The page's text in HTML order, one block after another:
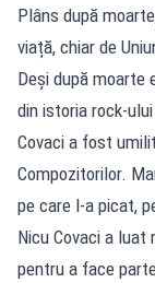
Plâns după
viață, chiar de
Deși după
din istoria rock-
Covaci a fost
Compozitorilor.
pe care l-a picat,
Nicu Covaci a luat
pentru a face